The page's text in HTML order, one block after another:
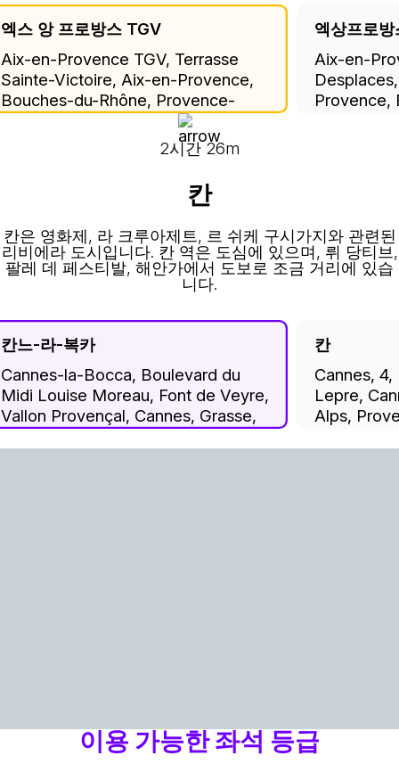
엑스 앙 프로방스 TGV
Aix-en-Provence TGV, Terrasse
Sainte-Victoire, Aix-en-Provence,
Bouches-du-Rhône, Provence-
Alpes-Côte d'Azur, Metropolitan
France, 13545, France
엑상프로방
Aix-en-
Provence,
2시간 26m
칸
칸은 영화제, 라 크루아제트, 르 쉬케 구시가지와 관련된
리비에라 도시입니다. 칸 역은 도심에 있으며, 뤼 당티브,
팔레 데 페스티발, 해안가에서 도보로 조금 거리에 있습
니다.
칸느-라-복카
Cannes-la-Bocca, Boulevard du
Midi Louise Moreau, Font de Veyre,
Vallon Provençal, Cannes, Grasse,
칸
Cannes,
Lepre,
Alps,
이용 가능한 좌석 등급